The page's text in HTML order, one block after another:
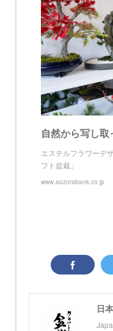
エステルフラワーデ
フト盆栽」
www.aozorabank.co.jp
日